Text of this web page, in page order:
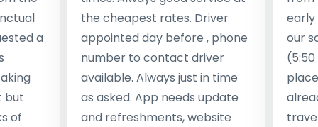
a
but
of
the cheapest rates. Driver
appointed day before , phone
number to contact driver
available. Always just in time
as asked. App needs update
and refreshments, website
early
our